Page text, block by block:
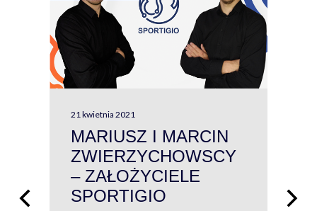
21 kwietnia 2021
MARIUSZ I MARCIN
ZWIERZYCHOWSCY
– ZAŁOŻYCIELE
SPORTIGIO